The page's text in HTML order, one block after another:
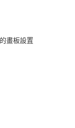
畫板設置